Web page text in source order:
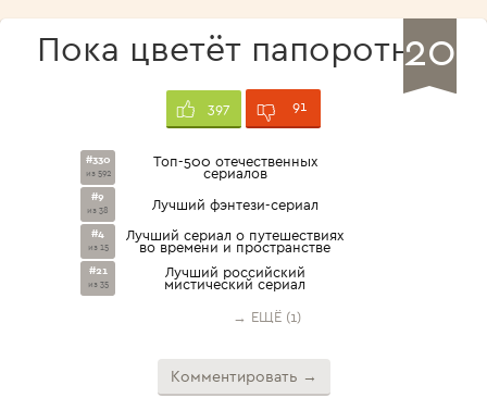
20
Пока цветёт папоротник
397 91
#330
из 592
Топ-500 отечественных
сериалов
#9
из 38 Лучший фэнтези-сериал
#4
из 15
Лучший сериал о путешествиях
во времени и пространстве
#21
из 35
Лучший российский
мистический сериал
→ ЕЩЁ (1)
Комментировать →